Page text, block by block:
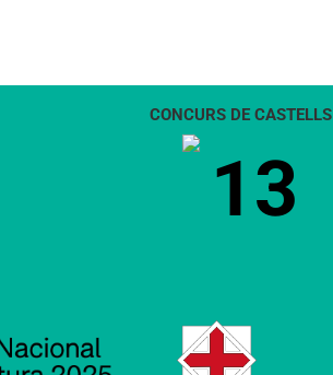
CONCURS DE CASTELLS
13